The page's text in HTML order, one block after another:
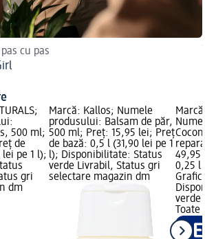
cu pas
500 ml;
de
pe 1 l);
gri
dm
Marcă: Kallos; Numele
produsului: Balsam de păr,
500 ml; Preț: 15,95 lei; Preț
de bază: 0,5 l (31,90 lei pe 1
l); Disponibilitate: Status
verde Livrabil, Status gri
selectare magazin dm
Marcă:
Numele
Coconut
49,95
0,25 l
Grafică
verde
Toate